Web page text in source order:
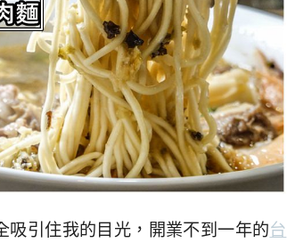
吸引住我的目光，開業不到一年的台